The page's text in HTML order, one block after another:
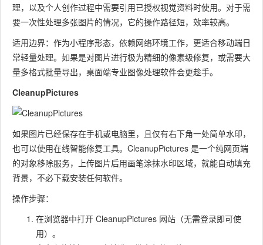
理，以及个人创作过程中需要引用已授权视觉资料时使用。对于需
要一次性处理多张图片的情况，它的操作路径短，效率较高。
适用边界：作为小程序形态，依赖网络环境工作，更适合移动端日
常轻量处理。如果是对图片进行极为精细的像素级修复，或需要大
量多格式批量导出，桌面端专业图像处理软件会更趁手。
CleanupPictures
如果图片已经保存在手机或电脑里，且仅有右下角一处简单水印，
也可以使用在线智能修复工具。CleanupPictures 是一个纯网页端
的对象移除服务，上传图片后用画笔涂抹水印区域，就能自动填充
背景，不必下载安装任何软件。
操作步骤：
在浏览器中打开 CleanupPictures 网站（无需登录即可使
用）。